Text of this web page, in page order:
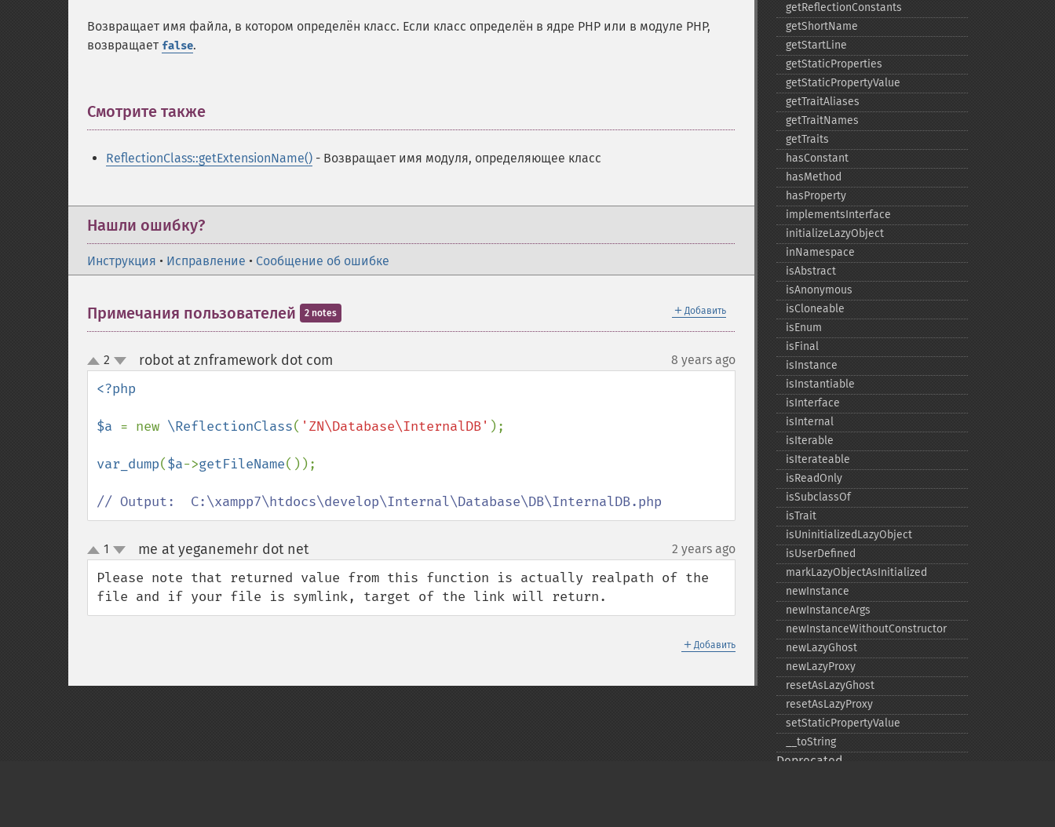
Возвращает имя файла, в котором определён класс. Если класс определён в ядре PHP или в модуле PHP,
возвращает false.
Смотрите также
ReflectionClass::getExtensionName() - Возвращает имя модуля, определяющее класс
Нашли ошибку?
Инструкция • Исправление • Сообщение об ошибке
＋ Добавить
Примечания пользователей 2 notes
up
down
2 robot at znframework dot com 8 years ago
<?php
$a = new \ReflectionClass( 'ZN\Database\InternalDB' );
var_dump($a->getFileName());
// Output:  C:\xampp7\htdocs\develop\Internal\Database\DB\InternalDB.php
up
down
1 me at yeganemehr dot net¶ 2 years ago
Please note that returned value from this function is actually realpath of the
file and if your file is symlink, target of the link will return.
＋ Добавить
getReflectionConstants
getShortName
getStartLine
getStaticProperties
getStaticPropertyValue
getTraitAliases
getTraitNames
getTraits
hasConstant
hasMethod
hasProperty
implementsInterface
initializeLazyObject
inNamespace
isAbstract
isAnonymous
isCloneable
isEnum
isFinal
isInstance
isInstantiable
isInterface
isInternal
isIterable
isIterateable
isReadOnly
isSubclassOf
isTrait
isUninitializedLazyObject
isUserDefined
markLazyObjectAsInitialized
newInstance
newInstanceArgs
newInstanceWithoutConstructor
newLazyGhost
newLazyProxy
resetAsLazyGhost
resetAsLazyProxy
setStaticPropertyValue
_​_​toString
Deprecated